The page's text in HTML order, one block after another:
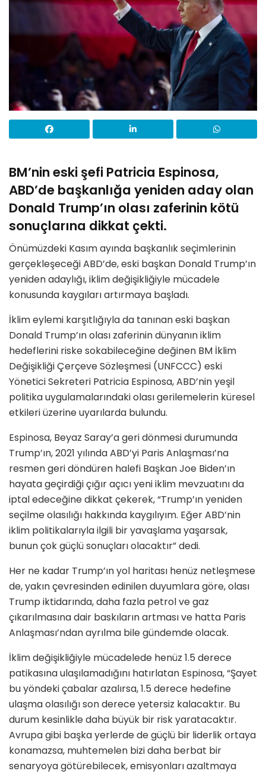
BM’nin eski şefi Patricia Espinosa,
ABD’de başkanlığa yeniden aday olan
Donald Trump’ın olası zaferinin kötü
sonuçlarına dikkat çekti.
Önümüzdeki Kasım ayında başkanlık seçimlerinin
gerçekleşeceği ABD’de, eski başkan Donald Trump’ın
yeniden adaylığı, iklim değişikliğiyle mücadele
konusunda kaygıları artırmaya başladı.
İklim eylemi karşıtlığıyla da tanınan eski başkan
Donald Trump’ın olası zaferinin dünyanın iklim
hedeflerini riske sokabileceğine değinen BM İklim
Değişikliği Çerçeve Sözleşmesi (UNFCCC) eski
Yönetici Sekreteri Patricia Espinosa, ABD’nin yeşil
politika uygulamalarındaki olası gerilemelerin küresel
etkileri üzerine uyarılarda bulundu.
Espinosa, Beyaz Saray’a geri dönmesi durumunda
Trump’ın, 2021 yılında ABD’yi Paris Anlaşması’na
resmen geri döndüren halefi Başkan Joe Biden’ın
hayata geçirdiği çığır açıcı yeni iklim mevzuatını da
iptal edeceğine dikkat çekerek, “Trump’ın yeniden
seçilme olasılığı hakkında kaygılıyım. Eğer ABD’nin
iklim politikalarıyla ilgili bir yavaşlama yaşarsak,
bunun çok güçlü sonuçları olacaktır” dedi.
Her ne kadar Trump’ın yol haritası henüz netleşmese
de, yakın çevresinden edinilen duyumlara göre, olası
Trump iktidarında, daha fazla petrol ve gaz
çıkarılmasına dair baskıların artması ve hatta Paris
Anlaşması’ndan ayrılma bile gündemde olacak.
İklim değişikliğiyle mücadelede henüz 1.5 derece
patikasına ulaşılamadığını hatırlatan Espinosa, “Şayet
bu yöndeki çabalar azalırsa, 1.5 derece hedefine
ulaşma olasılığı son derece yetersiz kalacaktır. Bu
durum kesinlikle daha büyük bir risk yaratacaktır.
Avrupa gibi başka yerlerde de güçlü bir liderlik ortaya
konamazsa, muhtemelen bizi daha berbat bir
senaryoya götürebilecek, emisyonları azaltmaya